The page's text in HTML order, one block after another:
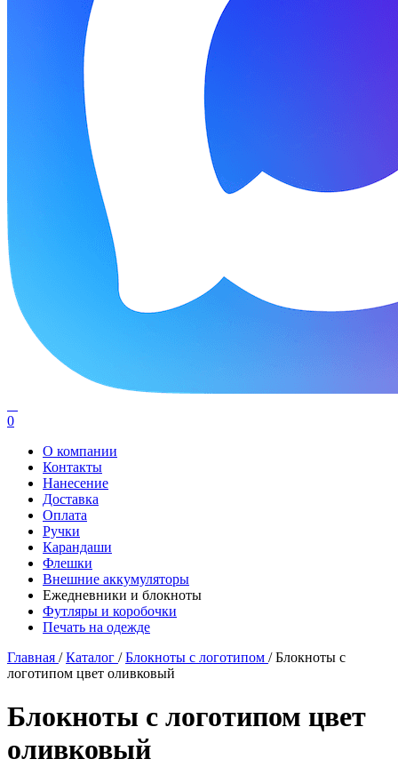
0
О компании
Контакты
Нанесение
Доставка
Оплата
Ручки
Карандаши
Флешки
Внешние аккумуляторы
Ежедневники и блокноты
Футляры и коробочки
Печать на одежде
Главная / Каталог / Блокноты с логотипом / Блокноты с
логотипом цвет оливковый
Блокноты с логотипом цвет
оливковый